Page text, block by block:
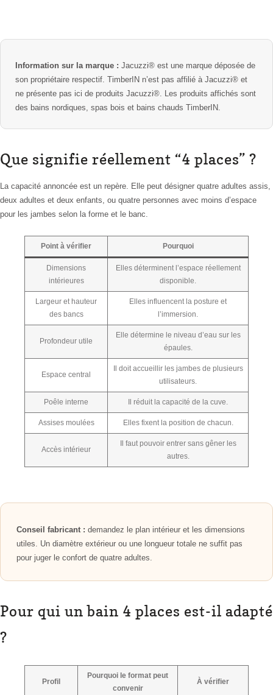
Information sur la marque : Jacuzzi® est une marque déposée de
son propriétaire respectif. TimberIN n’est pas affilié à Jacuzzi® et
ne présente pas ici de produits Jacuzzi®. Les produits affichés sont
des bains nordiques, spas bois et bains chauds TimberIN.
Que signifie réellement “4 places” ?
La capacité annoncée est un repère. Elle peut désigner quatre adultes assis,
deux adultes et deux enfants, ou quatre personnes avec moins d’espace
pour les jambes selon la forme et le banc.
Point à vérifier Pourquoi
Dimensions
intérieures
Elles déterminent l’espace réellement
disponible.
Largeur et hauteur
des bancs
Elles influencent la posture et
l’immersion.
Profondeur utile
Elle détermine le niveau d’eau sur les
épaules.
Espace central
Il doit accueillir les jambes de plusieurs
utilisateurs.
Poêle interne Il réduit la capacité de la cuve.
Assises moulées Elles fixent la position de chacun.
Accès intérieur
Il faut pouvoir entrer sans gêner les
autres.
Conseil fabricant : demandez le plan intérieur et les dimensions
utiles. Un diamètre extérieur ou une longueur totale ne suffit pas
pour juger le confort de quatre adultes.
Pour qui un bain 4 places est-il adapté
?
Profil
Pourquoi le format peut
convenir
À vérifier